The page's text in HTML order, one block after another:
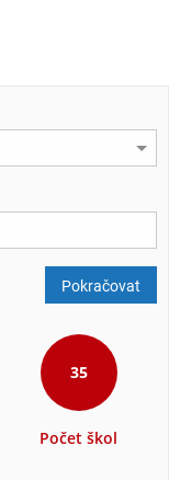
Pokračovat
35
Počet škol